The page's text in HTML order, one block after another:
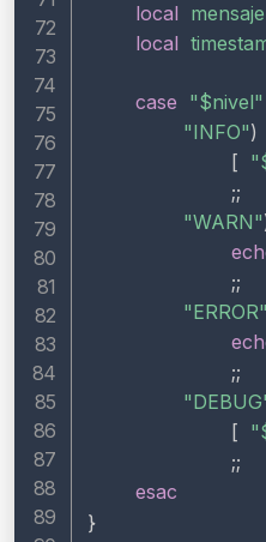
local mensaje
local
case "$nivel"
"INFO")
[ "
;;
"WARN"
;;
"ERROR"
;;
[ "
;;
esac
}